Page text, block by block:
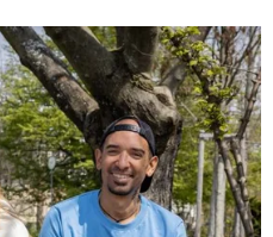
L
E
N
L
E
N